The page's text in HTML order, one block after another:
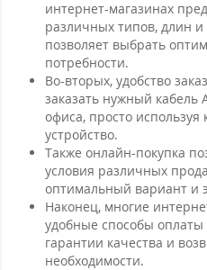
интернет-магазинах
различных типов, длин
позволяет выбрать
потребности.
Во-вторых, удобство
заказать нужный кабель
офиса, просто
устройство.
Также онлайн-покупка
условия различных
оптимальный вариант и
Наконец, многие
удобные способы оплаты
гарантии качества и
необходимости.